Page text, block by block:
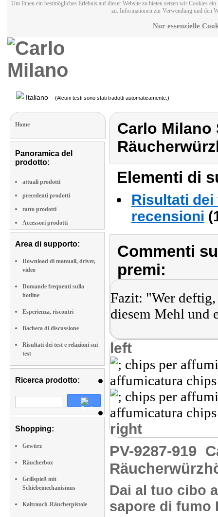
Um Ihnen ein bestmögliches Erlebnis auf dieser Website zu bieten setzen wir Cookies
zu. Informationen zur Verwendung und den
Nur essenzielle
Italiano (Alcuni testi sono stati tradotti automaticamente.)
Home
Panoramica del
prodotto:
attuali prodotti
precedenti prodotti
tutto prodotti
Accessori prodotti
Area di supporto:
Download di manuali, driver,
video
Domande frequenti sulla
hotline
Esperienza, riscontri
Bacheca di discussione
Risultati dei test e relazioni sui
test
Ricerca prodotto:
Shopping:
Gewürz
Räucherbox
Grillspieß mit
Schiebemechanismus
Kaltrauch-Räucherpistole
Carlo Milano
Elementi di
Risultati
recensioni
Commenti
premi:
Fazit: "Wer
diesem Mehl und
left
right
PV-9287-919
Dai al tuo cibo
sapore di fumo